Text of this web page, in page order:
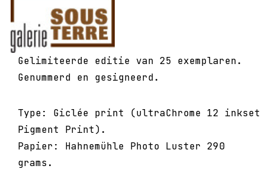
Gelimiteerde editie van 25 exemplaren.
Genummerd en gesigneerd.
Type: Giclée print (ultraChrome 12 inkset
Pigment Print).
Papier: Hahnemühle Photo Luster 290
grams.